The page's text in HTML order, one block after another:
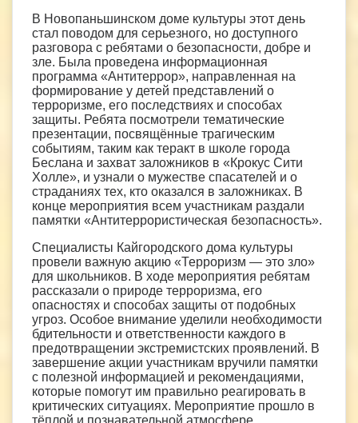
В Новопаньшинском доме культуры этот день
стал поводом для серьезного, но доступного
разговора с ребятами о безопасности, добре и
зле. Была проведена информационная
программа «Антитеррор», направленная на
формирование у детей представлений о
терроризме, его последствиях и способах
защиты. Ребята посмотрели тематические
презентации, посвящённые трагическим
событиям, таким как теракт в школе города
Беслана и захват заложников в «Крокус Сити
Холле», и узнали о мужестве спасателей и о
страданиях тех, кто оказался в заложниках. В
конце мероприятия всем участникам раздали
памятки «Антитеррористическая безопасность».
Специалисты Кайгородского дома культуры
провели важную акцию «Терроризм — это зло»
для школьников. В ходе мероприятия ребятам
рассказали о природе терроризма, его
опасностях и способах защиты от подобных
угроз. Особое внимание уделили необходимости
бдительности и ответственности каждого в
предотвращении экстремистских проявлений. В
завершение акции участникам вручили памятки
с полезной информацией и рекомендациями,
которые помогут им правильно реагировать в
критических ситуациях. Мероприятие прошло в